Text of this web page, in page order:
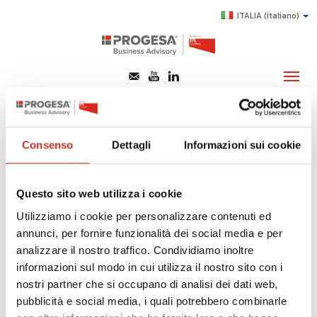
Consenso Dettagli Informazioni sui cookie
Questo sito web utilizza i cookie
Utilizziamo i cookie per personalizzare contenuti ed
annunci, per fornire funzionalità dei social media e per
analizzare il nostro traffico. Condividiamo inoltre
informazioni sul modo in cui utilizza il nostro sito con i
nostri partner che si occupano di analisi dei dati web,
pubblicità e social media, i quali potrebbero combinarle
ITALIA(italiano)
CHI SIAMO
SERVIZI
TOPICS
HIGHLIGHTS
E-LEARNING
AGEVOLAZIONI
SUCCESS STORY
CONTATTI
miglioramento
dell’efficienza
produttiva
Di seguito tutti i contenuti taggati con:
miglioramento dell’efficienza produttiva
SOSTENIBILITÀ, INNOVAZIONE E COMPLIANCE:
MIGLIORAMENTO DELL’EFFICIENZA PRODUTTIVA
Management Industriale